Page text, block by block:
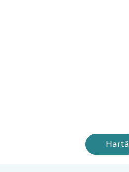
Hartă